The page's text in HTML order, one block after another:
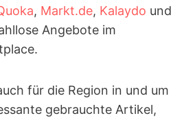
, Markt.de, Kalaydo und
Angebote im
für die Region in und um
gebrauchte Artikel,